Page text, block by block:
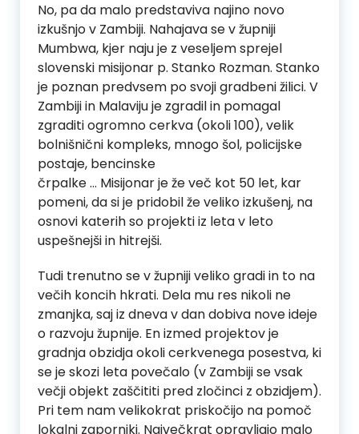
No, pa da malo predstaviva najino novo
izkušnjo v Zambiji. Nahajava se v župniji
Mumbwa, kjer naju je z veseljem sprejel
slovenski misijonar p. Stanko Rozman. Stanko
je poznan predvsem po svoji gradbeni žilici. V
Zambiji in Malaviju je zgradil in pomagal
zgraditi ogromno cerkva (okoli 100), velik
bolnišnični kompleks, mnogo šol, policijske
postaje, bencinske
črpalke … Misijonar je že več kot 50 let, kar
pomeni, da si je pridobil že veliko izkušenj, na
osnovi katerih so projekti iz leta v leto
uspešnejši in hitrejši.
Tudi trenutno se v župniji veliko gradi in to na
večih koncih hkrati. Dela mu res nikoli ne
zmanjka, saj iz dneva v dan dobiva nove ideje
o razvoju župnije. En izmed projektov je
gradnja obzidja okoli cerkvenega posestva, ki
se je skozi leta povečalo (v Zambiji se vsak
večji objekt zaščititi pred zločinci z obzidjem).
Pri tem nam velikokrat priskočijo na pomoč
lokalni zaporniki. Največkrat opravljajo malo